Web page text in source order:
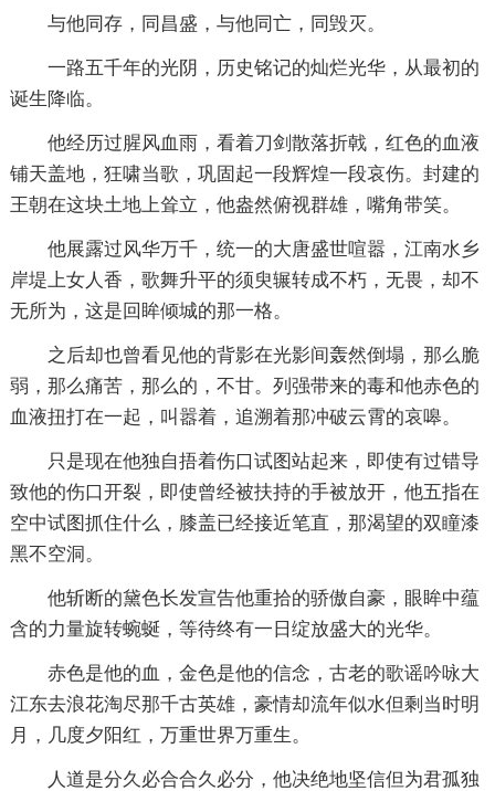
与他同存，同昌盛，与他同亡，同毁灭。
一路五千年的光阴，历史铭记的灿烂光华，从最初的
诞生降临。
他经历过腥风血雨，看着刀剑散落折戟，红色的血液
铺天盖地，狂啸当歌，巩固起一段辉煌一段哀伤。封建的
王朝在这块土地上耸立，他盎然俯视群雄，嘴角带笑。
他展露过风华万千，统一的大唐盛世喧嚣，江南水乡
岸堤上女人香，歌舞升平的须臾辗转成不朽，无畏，却不
无所为，这是回眸倾城的那一格。
之后却也曾看见他的背影在光影间轰然倒塌，那么脆
弱，那么痛苦，那么的，不甘。列强带来的毒和他赤色的
血液扭打在一起，叫嚣着，追溯着那冲破云霄的哀嗥。
只是现在他独自捂着伤口试图站起来，即使有过错导
致他的伤口开裂，即使曾经被扶持的手被放开，他五指在
空中试图抓住什么，膝盖已经接近笔直，那渴望的双瞳漆
黑不空洞。
他斩断的黛色长发宣告他重拾的骄傲自豪，眼眸中蕴
含的力量旋转蜿蜒，等待终有一日绽放盛大的光华。
赤色是他的血，金色是他的信念，古老的歌谣吟咏大
江东去浪花淘尽那千古英雄，豪情却流年似水但剩当时明
月，几度夕阳红，万重世界万重生。
人道是分久必合合久必分，他决绝地坚信但为君孤独